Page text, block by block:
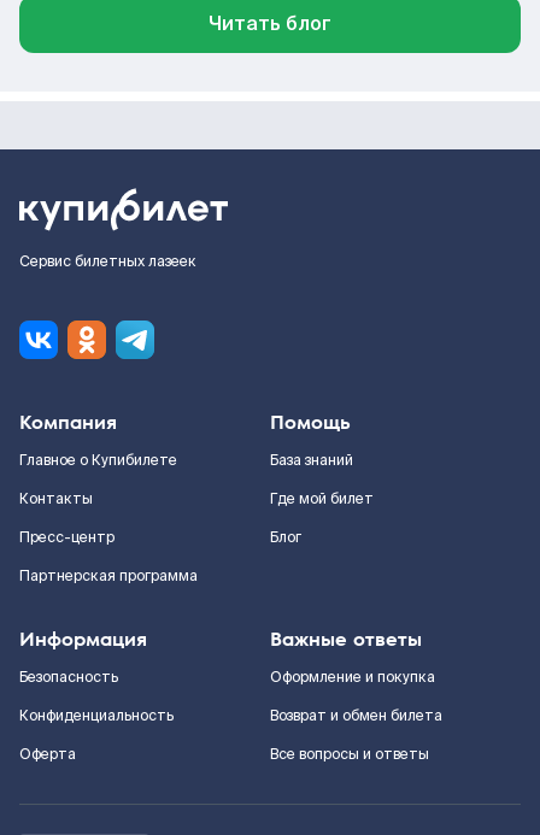
Читать блог
Сервис билетных лазеек
Компания
Главное о Купибилете
Контакты
Пресс-центр
Партнерская программа
Помощь
База знаний
Где мой билет
Блог
Информация
Безопасность
Конфиденциальность
Оферта
Важные ответы
Оформление и покупка
Возврат и обмен билета
Все вопросы и ответы